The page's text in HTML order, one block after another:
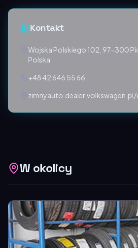
Kontakt
Wojska Polskiego 102, 97-300
Polska
+48 42 646 55 66
W okolicy